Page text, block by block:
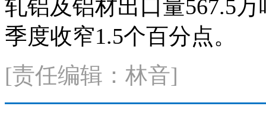
轧铝及铝材出口量567.5
季度收窄1.5个百分点。
[责任编辑：林音]